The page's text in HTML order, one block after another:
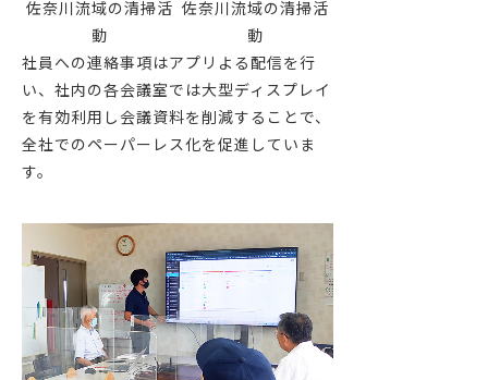
佐奈川流域の清掃活
動
佐奈川流域の清掃活
動
社員への連絡事項はアプリよる配信を行
い、社内の各会議室では大型ディスプレイ
を有効利用し会議資料を削減することで、
全社でのペーパーレス化を促進していま
す。